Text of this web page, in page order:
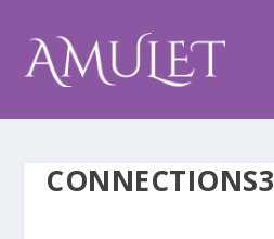
CONNECTIONS3